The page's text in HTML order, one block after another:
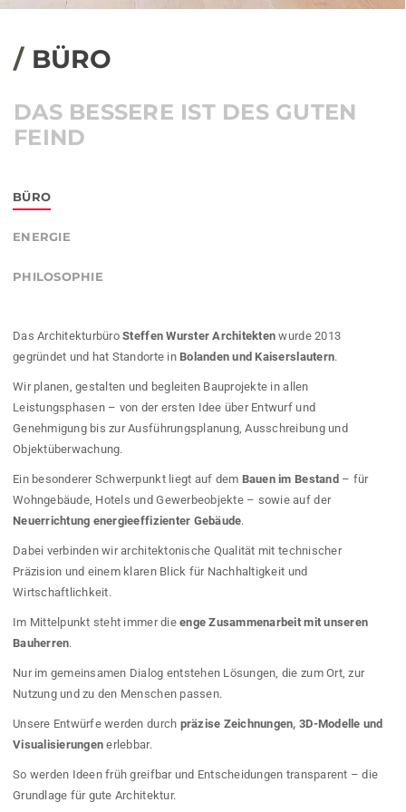
/BÜRO
DAS BESSERE IST DES GUTEN
FEIND
BÜRO
ENERGIE
PHILOSOPHIE
Das ArchitekturbüroSteffen Wurster Architekten wurde 2013
gegründet und hat Standorte inBolanden und Kaiserslautern.
Wir planen, gestalten und begleiten Bauprojekte in allen
Leistungsphasen – von der ersten Idee über Entwurf und
Genehmigung bis zur Ausführungsplanung, Ausschreibung und
Objektüberwachung.
Ein besonderer Schwerpunkt liegt auf dem Bauen im Bestand– für
Wohngebäude, Hotels und Gewerbeobjekte – sowie auf der
Neuerrichtung energieeffizienter Gebäude.
Dabei verbinden wir architektonische Qualität mit technischer
Präzision und einem klaren Blick für Nachhaltigkeit und
Wirtschaftlichkeit.
Im Mittelpunkt steht immer dieenge Zusammenarbeit mit unseren
Bauherren.
Nur im gemeinsamen Dialog entstehen Lösungen, die zum Ort, zur
Nutzung und zu den Menschen passen.
Unsere Entwürfe werden durch präzise Zeichnungen, 3D-Modelle und
Visualisierungen erlebbar.
So werden Ideen früh greifbar und Entscheidungen transparent – die
Grundlage für gute Architektur.